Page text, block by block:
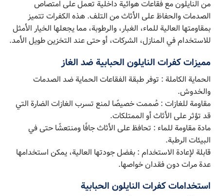
من النايلون مع فقاعات هوائية داخلية تعمل على امتصاص
الصدمات والحفاظ على الأثاث من التلف. هذه الكفرات تتميز
بمقاومتها العالية للماء، الغبار، والرطوبة، مما يجعلها الخيار الأمثل
للاستخدام في المنازل، الشركات، أو حتى عند التخزين طويل الأمد.
مميزات كفرات النايلون الحبابية ضد الغاز
الحماية الكاملة : توفر طبقة الفقاعات الحماية ضد الصدمات
والخدوش.
مقاومة للغازات : صُممت خصيصًا لمنع تسرب الغازات الضارة التي
قد تؤثر على الأثاث أو الممتلكات.
مادة مقاومة للماء : تحافظ على الأثاث جافًا ومنتعشًا حتى في
البيئات الرطبة.
قابلة لإعادة الاستخدام : بفضل جودتها العالية، يمكن استخدامها
عدة مرات دون فقدان خواصها.
استخدامات كفرات النايلون الحبابية